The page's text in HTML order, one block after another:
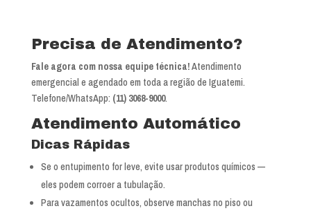
Precisa de Atendimento?
Fale agora com nossa equipe técnica!Atendimento
emergencial e agendado em toda a região de Iguatemi.
Telefone/WhatsApp: (11) 3068-9000.
Atendimento Automático
Dicas Rápidas
Se o entupimento for leve, evite usar produtos químicos —
eles podem corroer a tubulação.
Para vazamentos ocultos, observe manchas no piso ou